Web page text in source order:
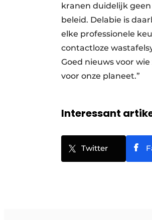
kranen duidelijk
beleid. Delabie is
elke professionele
contactloze
Goed nieuws voor
voor onze planeet.”
Interessant
Twitter